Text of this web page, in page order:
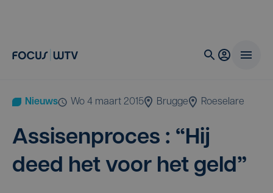
Nieuws wo 4 maart 2015 Brugge Roeselare
Assisen­pro­ces : “Hij
deed het voor het geld”